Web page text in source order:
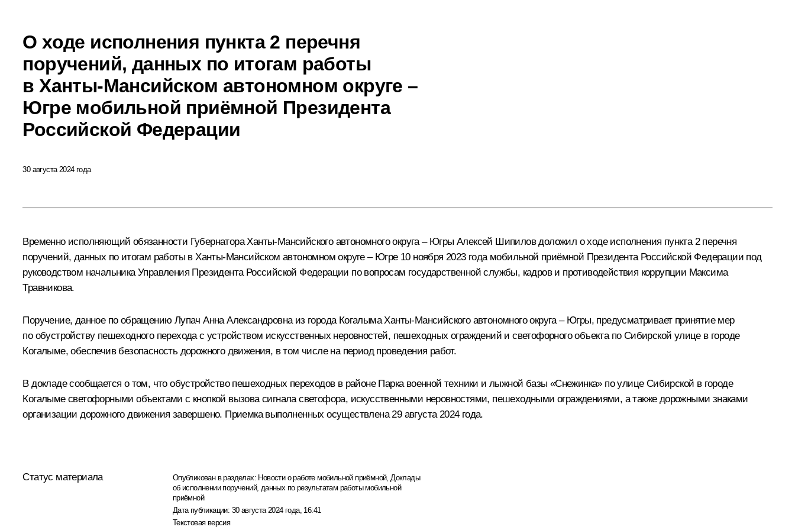
О ходе исполнения пункта 2 перечня
поручений, данных по итогам работы
в Ханты-Мансийском автономном округе –
Югре мобильной приёмной Президента
Российской Федерации
30 августа 2024 года
Временно исполняющий обязанности Губернатора Ханты-Мансийского автономного округа – Югры Алексей Шипилов доложил о ходе исполнения пункта 2 перечня
поручений, данных по итогам работы в Ханты-Мансийском автономном округе – Югре 10 ноября 2023 года мобильной приёмной Президента Российской Федерации под
руководством начальника Управления Президента Российской Федерации по вопросам государственной службы, кадров и противодействия коррупции Максима
Травникова.
Поручение, данное по обращению Лупач Анна Александровна из города Когалыма Ханты-Мансийского автономного округа – Югры, предусматривает принятие мер
по обустройству пешеходного перехода с устройством искусственных неровностей, пешеходных ограждений и светофорного объекта по Сибирской улице в городе
Когалыме, обеспечив безопасность дорожного движения, в том числе на период проведения работ.
В докладе сообщается о том, что обустройство пешеходных переходов в районе Парка военной техники и лыжной базы «Снежинка» по улице Сибирской в городе
Когалыме светофорными объектами с кнопкой вызова сигнала светофора, искусственными неровностями, пешеходными ограждениями, а также дорожными знаками
организации дорожного движения завершено. Приемка выполненных осуществлена 29 августа 2024 года.
Статус материала Опубликован в разделах: Новости о работе мобильной приёмной,Доклады
об исполнении поручений, данных по результатам работы мобильной
приёмной
Дата публикации: 30 августа 2024 года, 16:41
Текстовая версия